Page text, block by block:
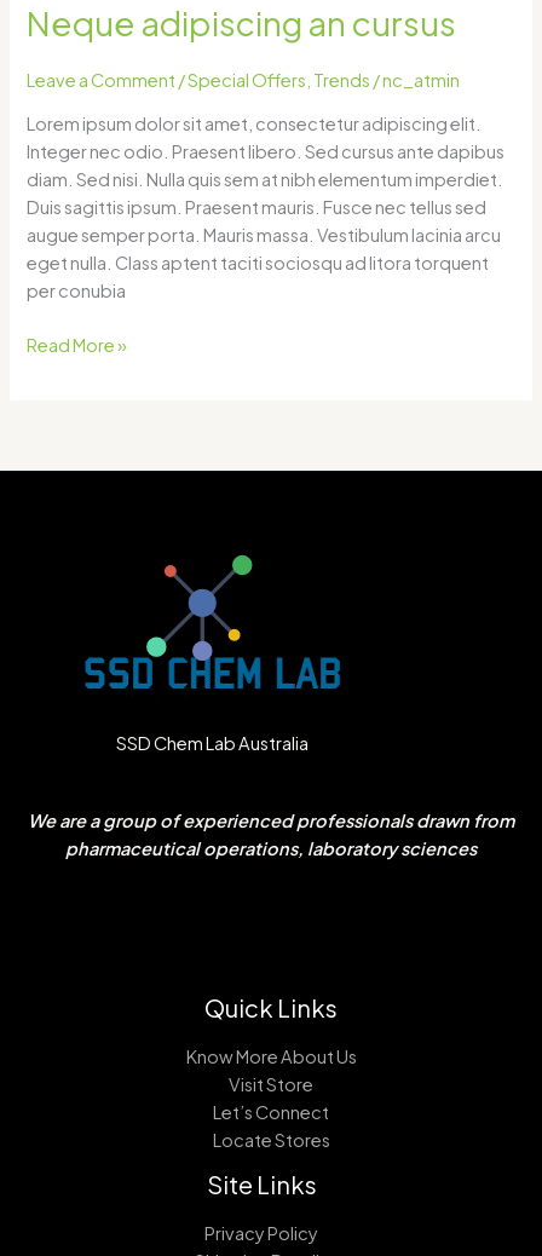
Neque adipiscing an cursus
Leave a Comment /Special Offers Trends /nc_atmin
Lorem ipsum dolor sit amet, consectetur adipiscing elit.
Integer nec odio. Praesent libero. Sed cursus ante dapibus
diam. Sed nisi. Nulla quis sem at nibh elementum imperdiet.
Duis sagittis ipsum. Praesent mauris. Fusce nec tellus sed
augue semper porta. Mauris massa. Vestibulum lacinia arcu
eget nulla. Class aptent taciti sociosqu ad litora torquent
per conubia
Read More »
SSD Chem Lab Australia
We are a group of experienced professionals drawn from
pharmaceutical operations, laboratory sciences
Quick Links
Know More About Us
Visit Store
Let’s Connect
Locate Stores
Site Links
Privacy Policy